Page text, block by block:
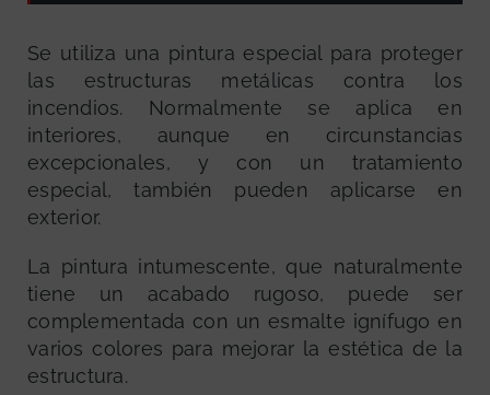
Se utiliza una pintura especial para proteger
las estructuras metálicas contra los
incendios. Normalmente se aplica en
interiores, aunque en circunstancias
excepcionales, y con un tratamiento
especial, también pueden aplicarse en
exterior.
La pintura intumescente, que naturalmente
tiene un acabado rugoso, puede ser
complementada con un esmalte ignífugo en
varios colores para mejorar la estética de la
estructura.